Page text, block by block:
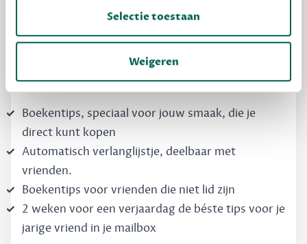
Selectie toestaan
Weigeren
Krijg boekentips, persoonlijk voor jou en je
Schrijf nu gratis in
Boekentips, speciaal voor jouw smaak, die je
direct kunt kopen
Automatisch verlanglijstje, deelbaar met
vrienden.
Boekentips voor vrienden die niet lid zijn
2 weken voor een verjaardag de béste tips voor je
jarige vriend in je mailbox